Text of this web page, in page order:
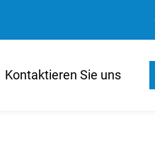
Kontaktieren Sie uns